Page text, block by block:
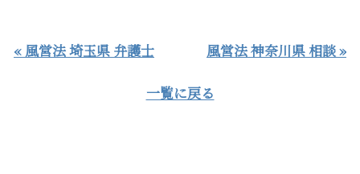
« 風営法 埼玉県 弁護士 風営法 神奈川県 相談 »
一覧に戻る